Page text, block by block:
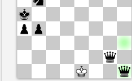
Partij telt mee voor de ranglijst